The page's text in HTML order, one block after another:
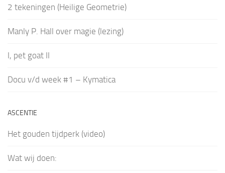
2 tekeningen (Heilige Geometrie)
Manly P. Hall over magie (lezing)
I, pet goat II
Docu v/d week #1 – Kymatica
ASCENTIE
Het gouden tijdperk (video)
Wat wij doen: